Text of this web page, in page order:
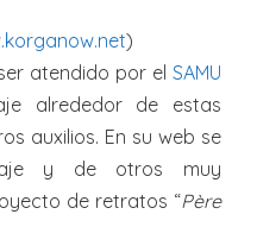
)
atendido por el SAMU
alrededor de estas
auxilios. En su web se
y de otros muy
de retratos “Père